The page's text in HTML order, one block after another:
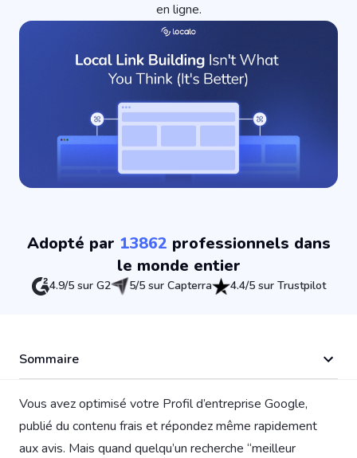
en ligne.
Adopté par 13862 professionnels dans
le monde entier
4.9/5 sur G2 5/5 sur Capterra 4.4/5 sur Trustpilot
Sommaire
Vous avez optimisé votre Profil d’entreprise Google,
publié du contenu frais et répondez même rapidement
aux avis. Mais quand quelqu’un recherche “meilleur